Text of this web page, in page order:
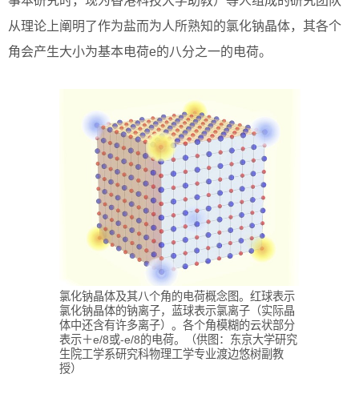
从理论上阐明了作为盐而为人所熟知的氯化钠晶体，其各个
角会产生大小为基本电荷e的八分之一的电荷。
氯化钠晶体及其八个角的电荷概念图。红球表示
氯化钠晶体的钠离子，蓝球表示氯离子（实际晶
体中还含有许多离子）。各个角模糊的云状部分
表示＋e/8或-e/8的电荷。（供图：东京大学研究
生院工学系研究科物理工学专业渡边悠树副教
授）